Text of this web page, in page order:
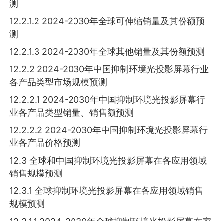
测
12.2.1.2 2024-2030年全球可伸缩销量及其份额预
测
12.2.1.3 2024-2030年全球其他销量及其份额预测
12.2.2 2024-2030年中国抑制环境光投影屏幕行业
各产品类型市场规模预测
12.2.2.1 2024-2030年中国抑制环境光投影屏幕行
业各产品类型销量、销售额预测
12.2.2.2 2024-2030年中国抑制环境光投影屏幕行
业各产品价格预测
12.3 全球和中国抑制环境光投影屏幕在各应用领域
销售规模预测
12.3.1 全球抑制环境光投影屏幕在各应用领域销售
规模预测